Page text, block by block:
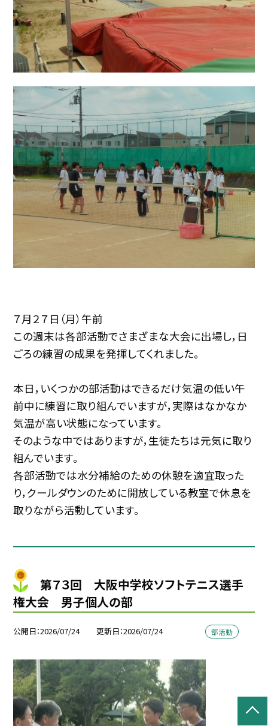
７月２７日（月）午前
この週末は各部活動でさまざまな大会に出場し，日
ごろの練習の成果を発揮してくれました。
本日，いくつかの部活動はできるだけ気温の低い午
前中に練習に取り組んでいますが，実際はなかなか
気温が高い状態になっています。
そのような中ではありますが，生徒たちは元気に取り
組んでいます。
各部活動では水分補給のための休憩を適宜取った
り，クールダウンのために開放している教室で休息を
取りながら活動しています。
第７３回 大阪中学校ソフトテニス選手
権大会 男子個人の部
公開日 2026/07/24 更新日 2026/07/24 部活動